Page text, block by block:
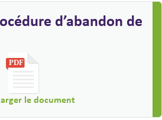
d’abandon de
le document